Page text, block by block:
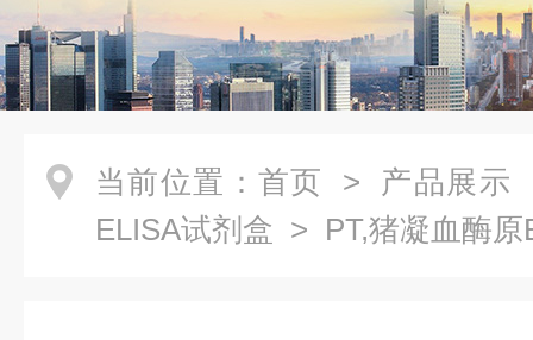
当前位置： 首页 > 产品展示
ELISA试剂盒 > PT,猪凝血酶原